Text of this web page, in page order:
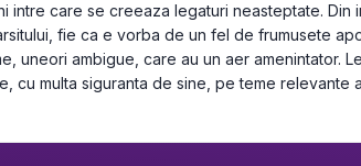
intre care se creeaza legaturi neasteptate. Din
fie ca e vorba de un fel de frumusete
uneori ambigue, care au un aer amenintator.
cu multa siguranta de sine, pe teme relevante